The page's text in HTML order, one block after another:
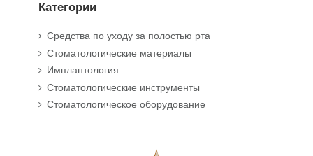
Категории
Средства по уходу за полостью рта
Стоматологические материалы
Имплантология
Стоматологические инструменты
Стоматологическое оборудование